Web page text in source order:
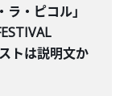
ラ・ピコル」
トは説明文か